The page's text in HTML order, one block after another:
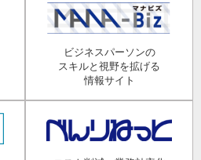
ビジネスパーソンの
スキルと視野を拡げる
情報サイト